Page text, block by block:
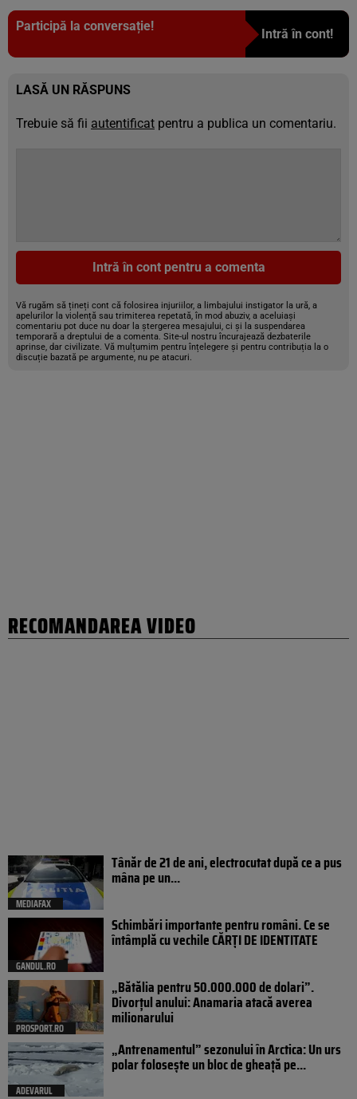
Participă la conversație!
Intră în cont!
LASĂ UN RĂSPUNS
Trebuie să fii autentificat pentru a publica un comentariu.
Intră în cont pentru a comenta
Vă rugăm să țineți cont că folosirea injuriilor, a limbajului instigator la ură, a
apelurilor la violență sau trimiterea repetată, în mod abuziv, a aceluiași
comentariu pot duce nu doar la ștergerea mesajului, ci și la suspendarea
temporară a dreptului de a comenta. Site-ul nostru încurajează dezbaterile
aprinse, dar civilizate. Vă mulțumim pentru înțelegere și pentru contribuția la o
discuție bazată pe argumente, nu pe atacuri.
RECOMANDAREA VIDEO
MEDIAFAX
Tânăr de 21 de ani, electrocutat după ce a pus
mâna pe un...
GANDUL.RO
Schimbări importante pentru români. Ce se
întâmplă cu vechile CĂRȚI DE IDENTITATE
PROSPORT.RO
„Bătălia pentru 50.000.000 de dolari”.
Divorțul anului: Anamaria atacă averea
milionarului
ADEVARUL
„Antrenamentul” sezonului în Arctica: Un urs
polar folosește un bloc de gheață pe...